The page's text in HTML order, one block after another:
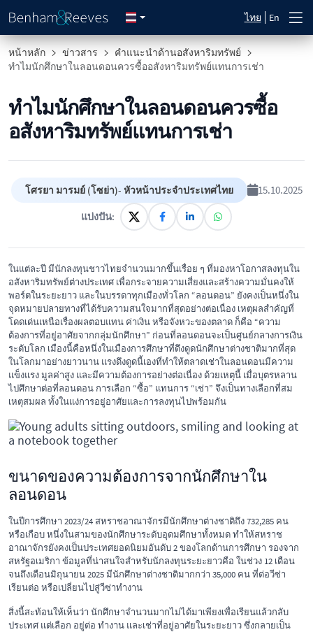
ไทย En
หน้าหลัก ข่าวสาร
คำแนะนำด้านอสังหาริมทรัพย์
ทำไมนักศึกษาในลอนดอนควรซื้ออสังหาริมทรัพย์แทนการเช่า
ทำไมนักศึกษาในลอนดอนควรซื้อ
อสังหาริมทรัพย์แทนการเช่า
โศรยา มารมย์ (โซย่า)- หัวหน้าประจำประเทศไทย 15.10.2025
แบ่งปัน:
ในแต่ละปี มีนักลงทุนชาวไทยจำนวนมากขึ้นเรื่อย ๆ ที่มองหาโอกาสลงทุนใน
อสังหาริมทรัพย์ต่างประเทศ เพื่อกระจายความเสี่ยงและสร้างความมั่นคงให้
พอร์ตในระยะยาว และในบรรดาทุกเมืองทั่วโลก “ลอนดอน” ยังคงเป็นหนึ่งใน
จุดหมายปลายทางที่ได้รับความสนใจมากที่สุดอย่างต่อเนื่อง เหตุผลสำคัญที่
โดดเด่นเหนือเรื่องผลตอบแทน ค่าเงิน หรือจังหวะของตลาด ก็คือ “ความ
ต้องการที่อยู่อาศัยจากกลุ่มนักศึกษา” ก่อนที่ลอนดอนจะเป็นศูนย์กลางการเงิน
ระดับโลก เมืองนี้คือหนึ่งในเมืองการศึกษาที่ดึงดูดนักศึกษาต่างชาติมากที่สุด
ในโลกมาอย่างยาวนาน แรงดึงดูดนี้เองที่ทำให้ตลาดเช่าในลอนดอนมีความ
แข็งแรง มูลค่าสูง และมีความต้องการอย่างต่อเนื่อง ด้วยเหตุนี้ เมื่อบุตรหลาน
ไปศึกษาต่อที่ลอนดอน การเลือก “ซื้อ” แทนการ “เช่า” จึงเป็นทางเลือกที่สม
เหตุสมผล ทั้งในแง่การอยู่อาศัยและการลงทุนไปพร้อมกัน
ขนาดของความต้องการจากนักศึกษาใน
ลอนดอน
ในปีการศึกษา 2023/24 สหราชอาณาจักรมีนักศึกษาต่างชาติถึง 732,285 คน
หรือเกือบ หนึ่งในสามของนักศึกษาระดับอุดมศึกษาทั้งหมด ทำให้สหราช
อาณาจักรยังคงเป็นประเทศยอดนิยมอันดับ 2 ของโลกด้านการศึกษา รองจาก
สหรัฐอเมริกา ข้อมูลที่น่าสนใจสำหรับนักลงทุนระยะยาวคือ ในช่วง 12 เดือน
จนถึงเดือนมิถุนายน 2025 มีนักศึกษาต่างชาติมากกว่า 35,000 คน ที่ต่อวีซ่า
เรียนต่อ หรือเปลี่ยนไปสู่วีซ่าทำงาน
สิ่งนี้สะท้อนให้เห็นว่า นักศึกษาจำนวนมากไม่ได้มาเพียงเพื่อเรียนแล้วกลับ
ประเทศ แต่เลือก อยู่ต่อ ทำงาน และเช่าที่อยู่อาศัยในระยะยาว ซึ่งกลายเป็น